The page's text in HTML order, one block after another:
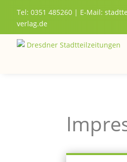
Tel: 0351 485260 | E-Mail:
verlag.de